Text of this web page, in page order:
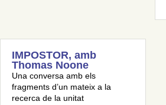
IMPOSTOR, amb
Thomas Noone
Una conversa amb els
fragments d’un mateix a la
recerca de la unitat